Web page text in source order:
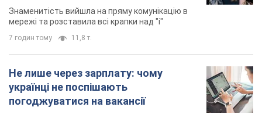
Знаменитість вийшла на пряму комунікацію в
мережі та розставила всі крапки над "і"
7 годин тому 11,8 т.
Не лише через зарплату: чому
українці не поспішають
погоджуватися на вакансії